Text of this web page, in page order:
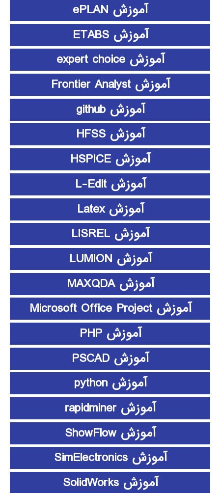
آموزش ePLAN
آموزش ETABS
آموزش expert choice
آموزش Frontier Analyst
آموزش github
آموزش HFSS
آموزش HSPICE
آموزش L-Edit
آموزش Latex
آموزش LISREL
آموزش LUMION
آموزش MAXQDA
آموزش Microsoft Office Project
آموزش PHP
آموزش PSCAD
آموزش python
آموزش rapidminer
آموزش ShowFlow
آموزش SimElectronics
آموزش SolidWorks